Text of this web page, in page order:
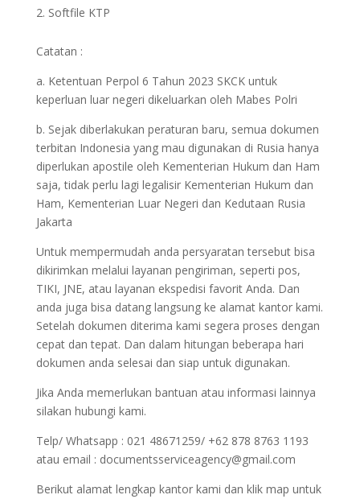
Softfile KTP
Catatan :
a. Ketentuan Perpol 6 Tahun 2023 SKCK untuk
keperluan luar negeri dikeluarkan oleh Mabes Polri
b. Sejak diberlakukan peraturan baru, semua dokumen
terbitan Indonesia yang mau digunakan di Rusia hanya
diperlukan apostile oleh Kementerian Hukum dan Ham
saja, tidak perlu lagi legalisir Kementerian Hukum dan
Ham, Kementerian Luar Negeri dan Kedutaan Rusia
Jakarta
Untuk mempermudah anda persyaratan tersebut bisa
dikirimkan melalui layanan pengiriman, seperti pos,
TIKI, JNE, atau layanan ekspedisi favorit Anda. Dan
anda juga bisa datang langsung ke alamat kantor kami.
Setelah dokumen diterima kami segera proses dengan
cepat dan tepat. Dan dalam hitungan beberapa hari
dokumen anda selesai dan siap untuk digunakan.
Jika Anda memerlukan bantuan atau informasi lainnya
silakan hubungi kami.
Telp/ Whatsapp : 021 48671259/ +62 878 8763 1193
atau email : documentsserviceagency@gmail.com
Berikut alamat lengkap kantor kami dan klik map untuk